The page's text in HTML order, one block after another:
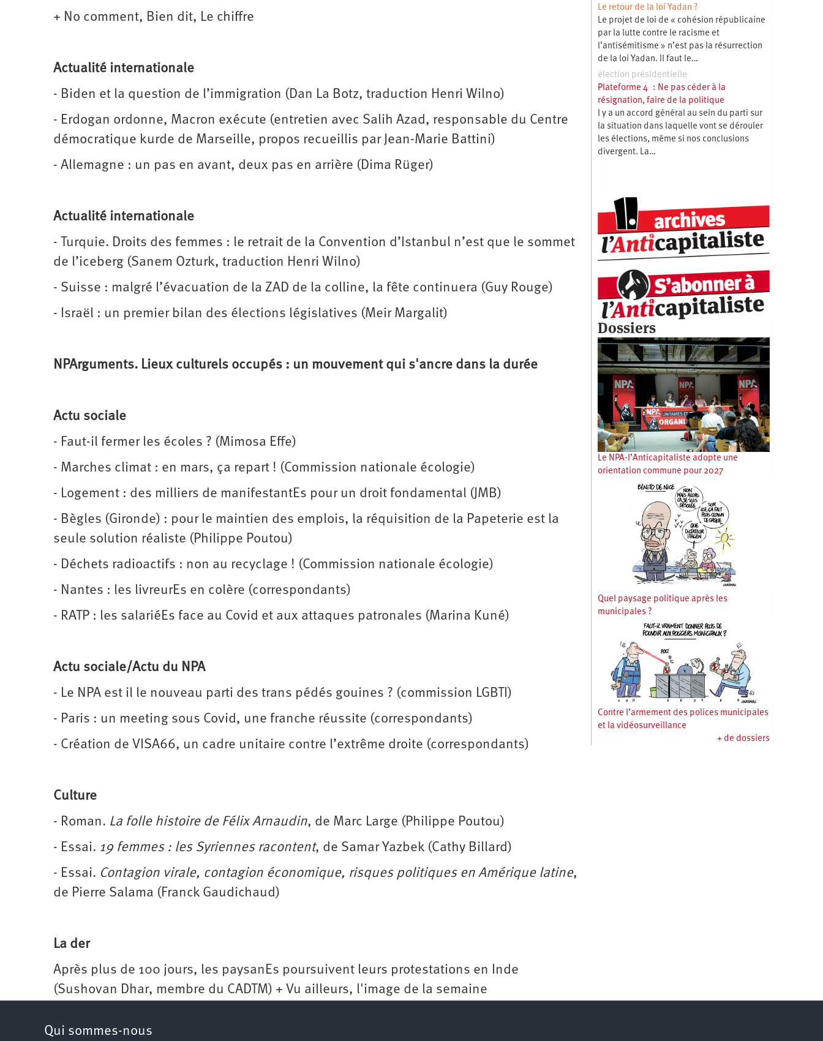
+ No comment, Bien dit, Le chiffre
Actualité internationale
- Biden et la question de l’immigration (Dan La Botz, traduction Henri Wilno)
- Erdogan ordonne, Macron exécute (entretien avec Salih Azad, responsable du Centre
démocratique kurde de Marseille, propos recueillis par Jean-Marie Battini)
- Allemagne : un pas en avant, deux pas en arrière (Dima Rüger)
Actualité internationale
- Turquie. Droits des femmes : le retrait de la Convention d’Istanbul n’est que le sommet
de l’iceberg (Sanem Ozturk, traduction Henri Wilno)
- Suisse : malgré l’évacuation de la ZAD de la colline, la fête continuera (Guy Rouge)
- Israël : un premier bilan des élections législatives (Meir Margalit)
NPArguments. Lieux culturels occupés : un mouvement qui s'ancre dans la durée
Actu sociale
- Faut-il fermer les écoles ? (Mimosa Effe)
- Marches climat : en mars, ça repart ! (Commission nationale écologie)
- Logement : des milliers de manifestantEs pour un droit fondamental (JMB)
- Bègles (Gironde) : pour le maintien des emplois, la réquisition de la Papeterie est la
seule solution réaliste (Philippe Poutou)
- Déchets radioactifs : non au recyclage ! (Commission nationale écologie)
- Nantes : les livreurEs en colère (correspondants)
- RATP : les salariéEs face au Covid et aux attaques patronales (Marina Kuné)
Actu sociale/Actu du NPA
- Le NPA est il le nouveau parti des trans pédés gouines ? (commission LGBTI)
- Paris : un meeting sous Covid, une franche réussite (correspondants)
- Création de VISA66, un cadre unitaire contre l’extrême droite (correspondants)
Culture
- Roman. La folle histoire de Félix Arnaudin, de Marc Large (Philippe Poutou)
- Essai. 19 femmes : les Syriennes racontent, de Samar Yazbek (Cathy Billard)
- Essai. Contagion virale, contagion économique, risques politiques en Amérique latine,
de Pierre Salama (Franck Gaudichaud)
La der
Après plus de 100 jours, les paysanEs poursuivent leurs protestations en Inde
(Sushovan Dhar, membre du CADTM) + Vu ailleurs, l'image de la semaine
Le retour de la loi Yadan ?
Le projet de loi de « cohésion républicaine
par la lutte contre le racisme et
l’antisémitisme » n’est pas la résurrection
de la loi Yadan. Il faut le…
élection présidentielle
Plateforme 4 : Ne pas céder à la
résignation, faire de la politique
l y a un accord général au sein du parti sur
la situation dans laquelle vont se dérouler
les élections, même si nos conclusions
divergent. La…
Dossiers
Le NPA-l’Anticapitaliste adopte une
orientation commune pour 2027
Quel paysage politique après les
municipales ?
Contre l’armement des polices municipales
et la vidéosurveillance
+ de dossiers
Qui sommes-nous